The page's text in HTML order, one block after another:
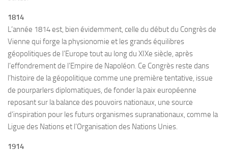
1814
L’année 1814 est, bien évidemment, celle du début du Congrès de
Vienne qui forge la physionomie et les grands équilibres
géopolitiques de l’Europe tout au long du XIXe siècle, après
l’effondrement de l’Empire de Napoléon. Ce Congrès reste dans
l’histoire de la géopolitique comme une première tentative, issue
de pourparlers diplomatiques, de fonder la paix européenne
reposant sur la balance des pouvoirs nationaux, une source
d’inspiration pour les futurs organismes supranationaux, comme la
Ligue des Nations et l’Organisation des Nations Unies.
1914